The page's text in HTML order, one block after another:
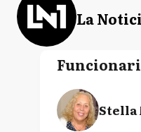
La
Stella